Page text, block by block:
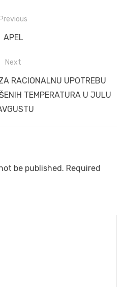
Previous
Previous
APEL
Next
RACIONALNU UPOTREBU
TEMPERATURA U JULU
be published. Required